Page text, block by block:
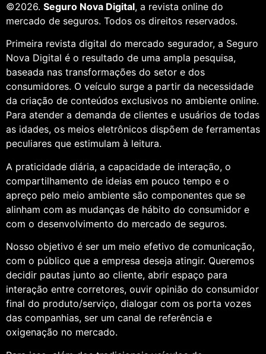
©2026. Seguro Nova Digital, a revista online do
mercado de seguros. Todos os direitos reservados.
Primeira revista digital do mercado segurador, a Seguro
Nova Digital é o resultado de uma ampla pesquisa,
baseada nas transformações do setor e dos
consumidores. O veículo surge a partir da necessidade
da criação de conteúdos exclusivos no ambiente online.
Para atender a demanda de clientes e usuários de todas
as idades, os meios eletrônicos dispõem de ferramentas
peculiares que estimulam à leitura.
A praticidade diária, a capacidade de interação, o
compartilhamento de ideias em pouco tempo e o
apreço pelo meio ambiente são componentes que se
alinham com as mudanças de hábito do consumidor e
com o desenvolvimento do mercado de seguros.
Nosso objetivo é ser um meio efetivo de comunicação,
com o público que a empresa deseja atingir. Queremos
decidir pautas junto ao cliente, abrir espaço para
interação entre corretores, ouvir opinião do consumidor
final do produto/serviço, dialogar com os porta vozes
das companhias, ser um canal de referência e
oxigenação no mercado.